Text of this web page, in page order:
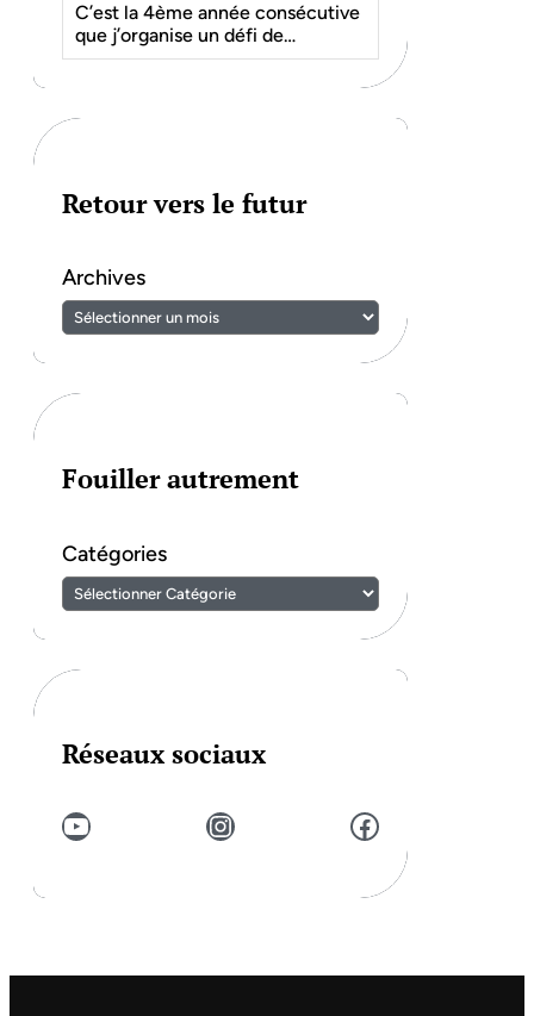
C’est la 4ème année consécutive
que j’organise un défi de…
Retour vers le futur
Archives
Fouiller autrement
Catégories
Réseaux sociaux
YouTube Instagram Facebook